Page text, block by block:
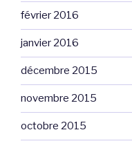
février 2016
janvier 2016
décembre 2015
novembre 2015
octobre 2015